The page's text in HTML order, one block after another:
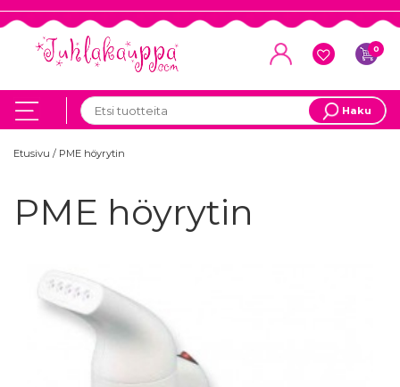
0
Haku
Etusivu / PME höyrytin
PME höyrytin